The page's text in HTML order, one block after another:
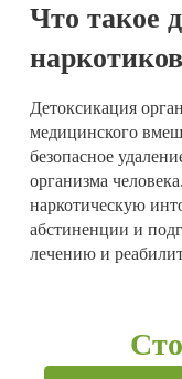
Что такое
Детоксикация
медицинского
безопасное
организма
наркотическую
абстиненции и
лечению и